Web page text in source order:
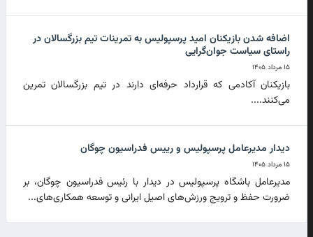
اضافه شدن بازیکنان امید پرسپولیس به تمرینات تیم بزرگسالان در
راستای سیاست جوان‌گرایی
۱۵ مرداد ۱۴۰۵
بازیکنان آکادمی که قرارداد حرفه‌ای دارند در تیم بزرگسالان تمرین
می‌کنند....
دیدار مدیرعامل پرسپولیس و رییس فدراسیون چوگان
۱۵ مرداد ۱۴۰۵
مدیرعامل باشگاه پرسپولیس در دیدار با رئیس فدراسیون چوگان، بر
ضرورت حفظ و ترویج ورزش‌های اصیل ایرانی و توسعه همکاری‌های...